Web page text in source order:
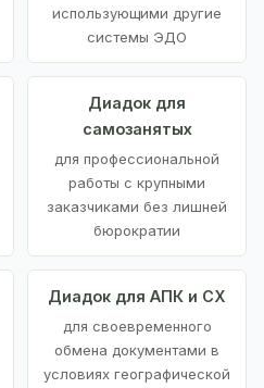
использующими другие
системы ЭДО
Диадок для
самозанятых
для профессиональной
работы с крупными
заказчиками без лишней
бюрократии
Диадок для АПК и СХ
для своевременного
обмена документами в
условиях географической